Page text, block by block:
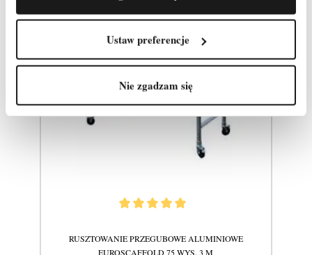
Ustaw preferencje
Nie zgadzam się
RUSZTOWANIE PRZEGUBOWE ALUMINIOWE
EUROSCAFFOLD 75 WYS. 3 M